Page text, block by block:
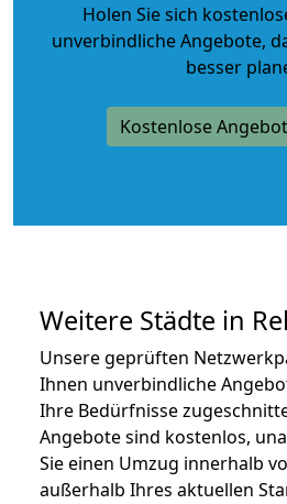
Holen Sie sich
unverbindliche Angebote,
besser
Kostenlose
Weitere Städte in
Unsere geprüften
Ihnen unverbindliche
Ihre Bedürfnisse
Angebote sind kostenlos,
Sie einen Umzug innerhalb
außerhalb Ihres aktuellen